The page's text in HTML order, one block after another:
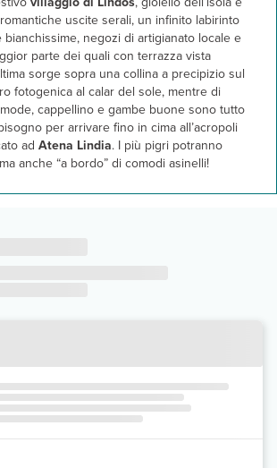
uscite serali, un infinito labirinto
negozi di artigianato locale e
parte dei quali con terrazza vista
sorge sopra una collina a precipizio sul
fotogenica al calar del sole, mentre di
cappellino e gambe buone sono tutto
per arrivare fino in cima all’acropoli
ad Atena Lindia. I più pigri potranno
anche “a bordo” di comodi asinelli!